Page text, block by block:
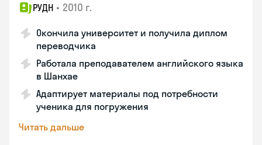
РУДН • 2010 г.
Окончила университет и получила диплом
переводчика
Работала преподавателем английского языка
в Шанхае
Адаптирует материалы под потребности
ученика для погружения
Читать дальше